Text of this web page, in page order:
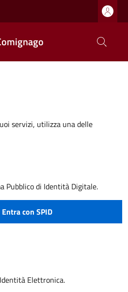
servizi, utilizza una delle
Pubblico di Identità Digitale.
Entra con SPID
SPID
Elettronica.